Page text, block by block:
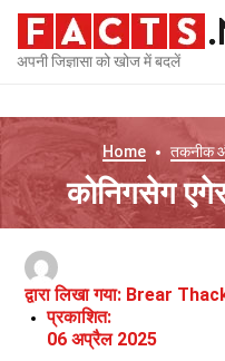
अपनी जिज्ञासा को खोज में बदलें
Home तकनीक
कोनिगसेग
द्वारा लिखा गया: Brear
प्रकाशित:
06 अप्रैल 2025